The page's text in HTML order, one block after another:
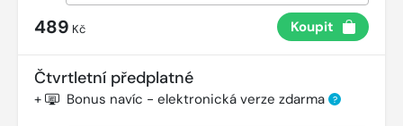
489 Kč Koupit
Čtvrtletní předplatné
+ Bonus navíc - elektronická verze zdarma ?